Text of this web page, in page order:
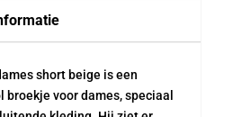
short beige is een
voor dames, speciaal